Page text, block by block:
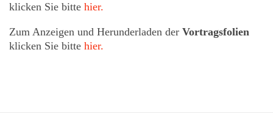
klicken Sie bitte hier.
Zum Anzeigen und Herunderladen der Vortragsfolien
klicken Sie bitte hier.